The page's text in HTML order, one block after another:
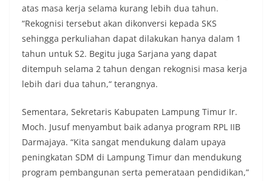
atas masa kerja selama kurang lebih dua tahun.
“Rekognisi tersebut akan dikonversi kepada SKS
sehingga perkuliahan dapat dilakukan hanya dalam 1
tahun untuk S2. Begitu juga Sarjana yang dapat
ditempuh selama 2 tahun dengan rekognisi masa kerja
lebih dari dua tahun,“ terangnya.
Sementara, Sekretaris Kabupaten Lampung Timur Ir.
Moch. Jusuf menyambut baik adanya program RPL IIB
Darmajaya. “Kita sangat mendukung dalam upaya
peningkatan SDM di Lampung Timur dan mendukung
program pembangunan serta pemerataan pendidikan,”